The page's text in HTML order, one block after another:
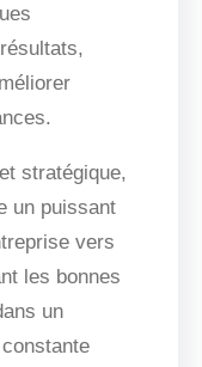
stratégique,
un puissant
vers
les bonnes
un